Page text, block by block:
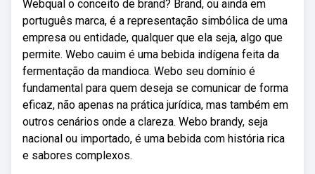
Webqual o conceito de brand? Brand, ou ainda em
português marca, é a representação simbólica de uma
empresa ou entidade, qualquer que ela seja, algo que
permite. Webo cauim é uma bebida indígena feita da
fermentação da mandioca. Webo seu domínio é
fundamental para quem deseja se comunicar de forma
eficaz, não apenas na prática jurídica, mas também em
outros cenários onde a clareza. Webo brandy, seja
nacional ou importado, é uma bebida com história rica
e sabores complexos.